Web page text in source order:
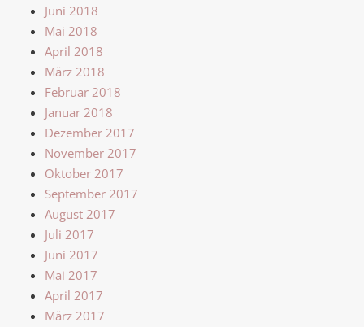
Juni 2018
Mai 2018
April 2018
März 2018
Februar 2018
Januar 2018
Dezember 2017
November 2017
Oktober 2017
September 2017
August 2017
Juli 2017
Juni 2017
Mai 2017
April 2017
März 2017